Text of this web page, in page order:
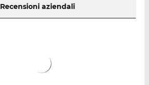
Recensioni aziendali